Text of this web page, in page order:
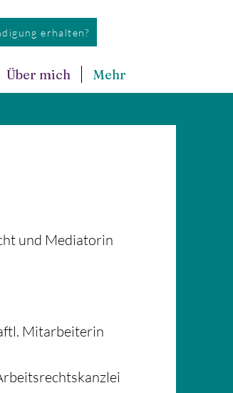
erhalten?
Über mich Mehr
und Mediatorin
Mitarbeiterin